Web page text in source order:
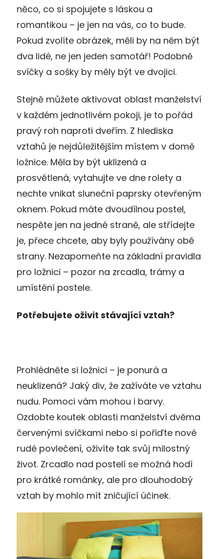
něco, co si spojujete s láskou a
romantikou – je jen na vás, co to bude.
Pokud zvolíte obrázek, měli by na něm být
dva lidé, ne jen jeden samotář! Podobně
svíčky a sošky by měly být ve dvojici.
Stejně můžete aktivovat oblast manželství
v každém jednotlivém pokoji, je to pořád
pravý roh naproti dveřím. Z hlediska
vztahů je nejdůležitějším místem v domě
ložnice. Měla by být uklizená a
prosvětlená, vytahujte ve dne rolety a
nechte vnikat sluneční paprsky otevřeným
oknem. Pokud máte dvoudílnou postel,
nespěte jen na jedné straně, ale střídejte
je, přece chcete, aby byly používány obě
strany. Nezapomeňte na základní pravidla
pro ložnici – pozor na zrcadla, trámy a
umístění postele.
Potřebujete oživit stávající vztah?
Prohlédněte si ložnici – je ponurá a
neuklizená? Jaký div, že zažíváte ve vztahu
nudu. Pomoci vám mohou i barvy.
Ozdobte koutek oblasti manželství dvěma
červenými svíčkami nebo si pořiďte nové
rudé povlečení, oživíte tak svůj milostný
život. Zrcadlo nad postelí se možná hodí
pro krátké románky, ale pro dlouhodobý
vztah by mohlo mít zničující účinek.